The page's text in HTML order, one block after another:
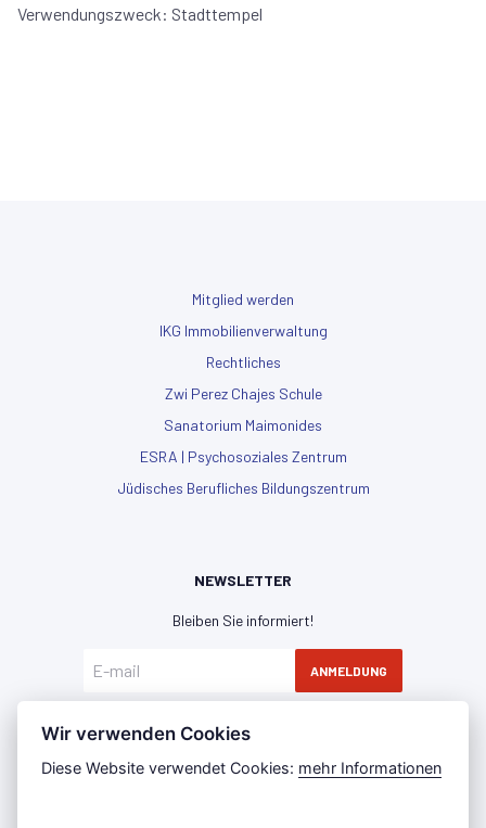
Verwendungszweck: Stadttempel
Mitglied werden
IKG Immobilienverwaltung
Rechtliches
Zwi Perez Chajes Schule
Sanatorium Maimonides
ESRA | Psychosoziales Zentrum
Jüdisches Berufliches Bildungszentrum
NEWSLETTER
Bleiben Sie informiert!
ANMELDUNG
einverstanden
Wir verwenden Cookies
Diese Website verwendet Cookies: mehr Informationen